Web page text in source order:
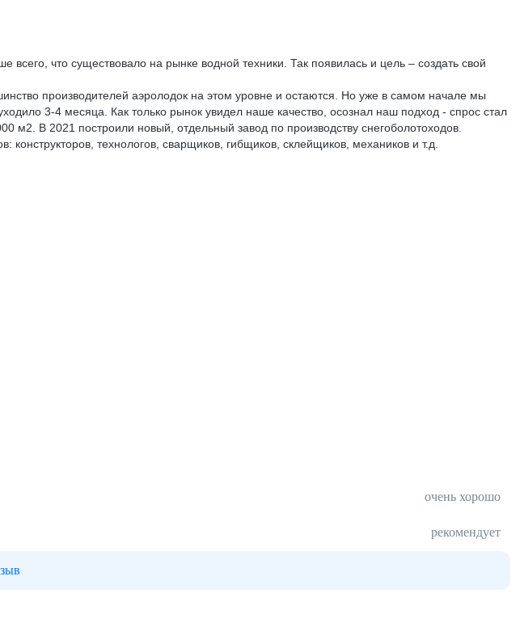
что существовало на рынке водной техники. Так появилась и цель – создать свой
производителей аэролодок на этом уровне и остаются. Но уже в самом начале мы
3-4 месяца. Как только рынок увидел наше качество, осознал наш подход - спрос стал
В 2021 построили новый, отдельный завод по производству снегоболотоходов.
технологов, сварщиков, гибщиков, склейщиков, механиков и т.д.
очень хорошо
рекомендует